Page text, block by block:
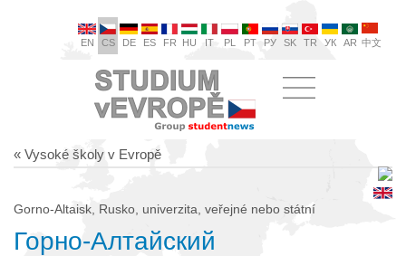
EN CS DE ES FR HU IT PL PT РУ SK TR УК AR 中文
« Vysoké školy v Evropě
Gorno-Altaisk, Rusko, univerzita, veřejné nebo státní
Горно-Алтайский